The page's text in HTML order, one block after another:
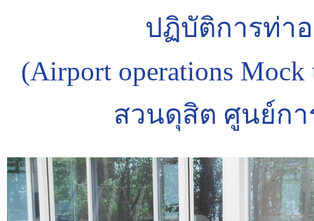
ปฏิบัติการท่า
(Airport operations
สวนดุสิต ศูนย์ก